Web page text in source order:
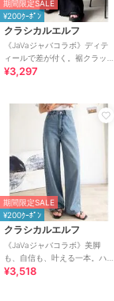
期間限定SALE
¥200ｸｰﾎﾟﾝ
クラシカルエルフ
《JaVaジャバコラボ》ディテ
ィールで差が付く。裾クラッ
シュ裏毛美脚フレアパンツ
¥3,297
期間限定SALE
¥200ｸｰﾎﾟﾝ
クラシカルエルフ
《JaVaジャバコラボ》美脚
も、自信も、叶える一本。ハ
イウエストセミワイドデニム
¥3,518